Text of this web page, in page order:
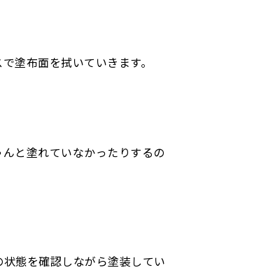
塗布面を拭いていきます。
と塗れていなかったりするの
態を確認しながら塗装してい